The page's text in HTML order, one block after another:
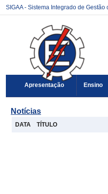
SIGAA - Sistema Integrado de
Apresentação Ensino
Notícias
DATA TÍTULO